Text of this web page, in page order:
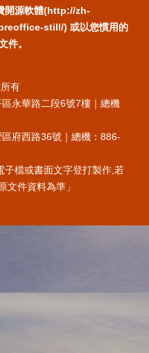
開源軟體(http://zh-
still/) 或以您慣用的
件。
有
永華路二段6號7樓｜總機
府西路36號｜總機：886-
子檔或書面文字登打製作,若
文件資料為準」